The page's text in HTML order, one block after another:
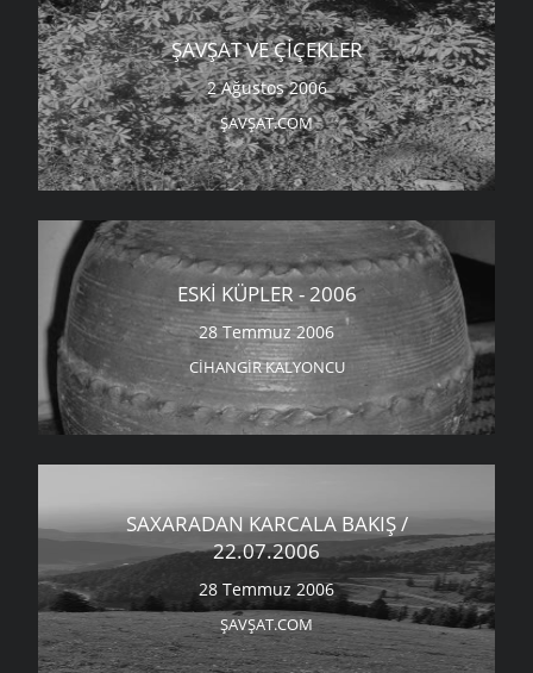
ŞAVŞAT VE ÇIÇEKLER
2 Ağustos 2006
ŞAVŞAT.COM
ESKI KÜPLER - 2006
28 Temmuz 2006
CIHANGIR KALYONCU
SAXARADAN KARCALA BAKIŞ /
22.07.2006
28 Temmuz 2006
ŞAVŞAT.COM